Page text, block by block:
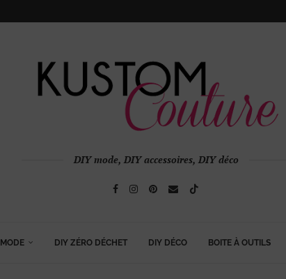
DIY mode, DIY accessoires, DIY déco
DIY ZÉRO DÉCHET DIY DÉCO BOITE À OUTILS